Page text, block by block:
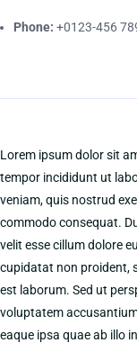
Phone: +0123-456
Lorem ipsum dolor sit
tempor incididunt ut
veniam, quis nostrud
commodo consequat.
velit esse cillum dolore
cupidatat non proident,
est laborum. Sed ut
voluptatem
eaque ipsa quae ab illo